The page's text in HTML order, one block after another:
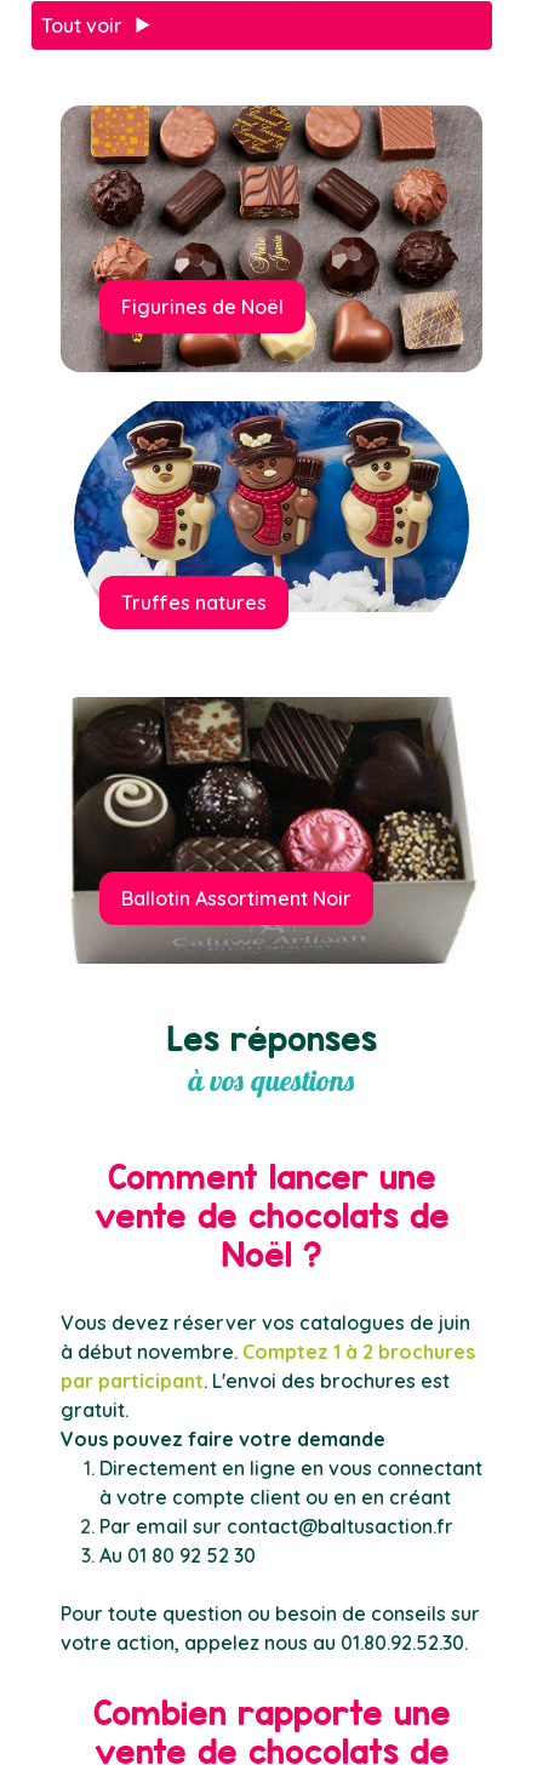
Tout voir
Figurines de Noël
Truffes natures
Ballotin Assortiment Noir
Les réponses
à vos questions
Comment lancer une
vente de chocolats de
Noël ?
Vous devez réserver vos catalogues de juin
à début novembre. Comptez 1 à 2 brochures
par participant. L'envoi des brochures est
gratuit.
Vous pouvez faire votre demande
Directement en ligne en vous connectant
à votre compte client ou en en créant
Par email sur contact@baltusaction.fr
Au 01 80 92 52 30
Pour toute question ou besoin de conseils sur
votre action, appelez nous au 01.80.92.52.30.
Combien rapporte une
vente de chocolats de